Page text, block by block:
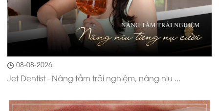
08-08-2026
Jet Dentist - Nâng tầm trải nghiệm, nâng niu ...